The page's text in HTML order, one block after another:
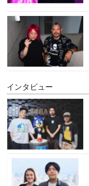
インタビュー